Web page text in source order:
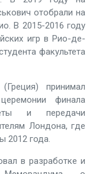
отобрали на
В 2015-2016 году
игр в Рио-де-
факультета
принимал
финала
и передачи
Лондона, где
2012 года.
в разработке и